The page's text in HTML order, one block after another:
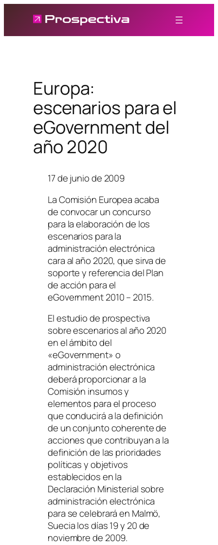
contenido
Europa:
escenarios para el
eGovernment del
año 2020
17 de junio de 2009
La Comisión Europea acaba
de convocar un concurso
para la elaboración de los
escenarios para la
administración electrónica
cara al año 2020, que sirva de
soporte y referencia del Plan
de acción para el
eGovernment 2010 – 2015.
El estudio de prospectiva
sobre escenarios al año 2020
en el ámbito del
«eGovernment» o
administración electrónica
deberá proporcionar a la
Comisión insumos y
elementos para el proceso
que conducirá a la definición
de un conjunto coherente de
acciones que contribuyan a la
definición de las prioridades
políticas y objetivos
establecidos en la
Declaración Ministerial sobre
administración electrónica
para se celebrará en Malmö,
Suecia los días 19 y 20 de
noviembre de 2009.